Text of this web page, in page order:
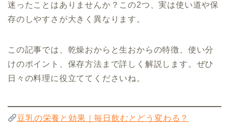
迷ったことはありませんか？この2つ、実は使い道や保
存のしやすさが大きく異なります。
この記事では、乾燥おからと生おからの特徴、使い分
けのポイント、保存方法まで詳しく解説します。ぜひ
日々の料理に役立ててくださいね。
豆乳の栄養と効果｜毎日飲むとどう変わる？